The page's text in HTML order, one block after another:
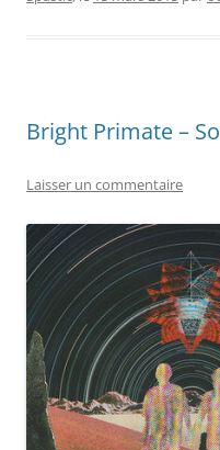
Bright Primate –
Laisser un commentaire